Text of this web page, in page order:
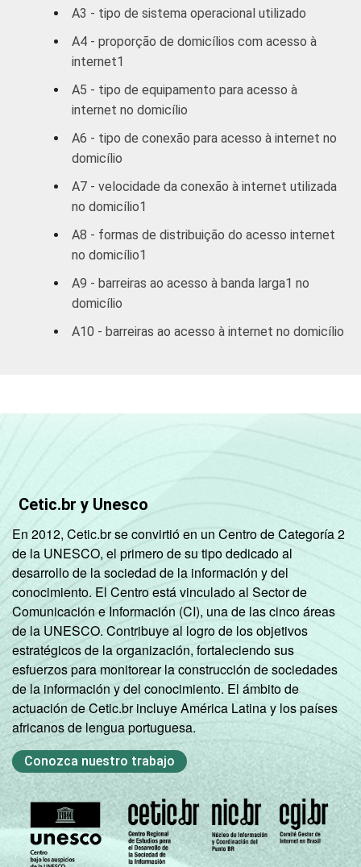
A3 - tipo de sistema operacional utilizado
A4 - proporção de domicílios com acesso à
internet1
A5 - tipo de equipamento para acesso à
internet no domicílio
A6 - tipo de conexão para acesso à internet no
domicílio
A7 - velocidade da conexão à internet utilizada
no domicílio1
A8 - formas de distribuição do acesso internet
no domicílio1
A9 - barreiras ao acesso à banda larga1 no
domicílio
A10 - barreiras ao acesso à internet no domicílio
Cetic.br y Unesco
En 2012, Cetic.br se convirtió en un Centro de Categoría 2
de la UNESCO, el primero de su tipo dedicado al
desarrollo de la sociedad de la información y del
conocimiento. El Centro está vinculado al Sector de
Comunicación e Información (CI), una de las cinco áreas
de la UNESCO. Contribuye al logro de los objetivos
estratégicos de la organización, fortaleciendo sus
esfuerzos para monitorear la construcción de sociedades
de la información y del conocimiento. El ámbito de
actuación de Cetic.br incluye América Latina y los países
africanos de lengua portuguesa.
Conozca nuestro trabajo